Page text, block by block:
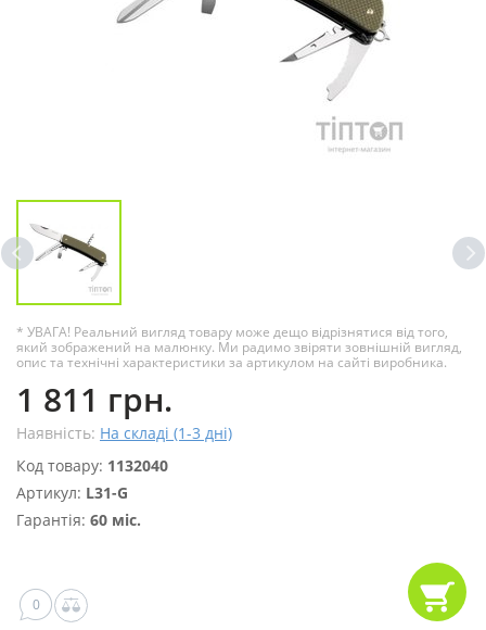
* УВАГА! Реальний вигляд товару може дещо відрізнятися від того,
який зображений на малюнку. Ми радимо звіряти зовнішній вигляд,
опис та технічні характеристики за артикулом на сайті виробника.
1 811 грн.
Наявність: На складі (1-3 дні)
Код товару: 1132040
Артикул: L31-G
Гарантія: 60 міс.
0